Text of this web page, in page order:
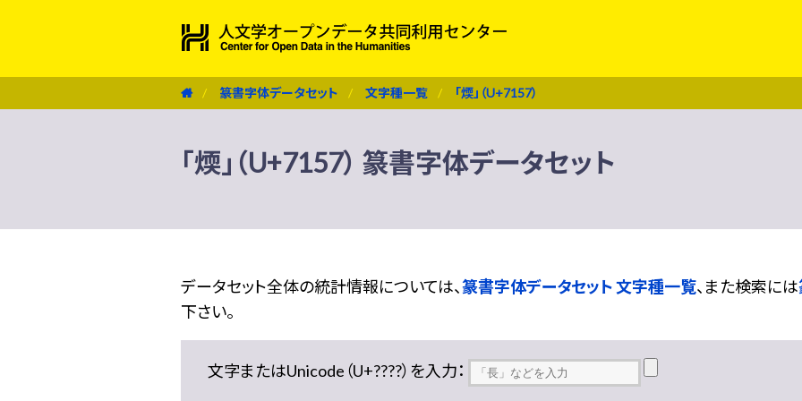
篆書字体データセット 文字種一覧 「煗」（U+7157）
「煗」（U+7157） 篆書字体データセット
データセット全体の統計情報については、篆書字体データセット 文字種一覧、また検索には
下さい。
文字またはUnicode（U+????）を入力：